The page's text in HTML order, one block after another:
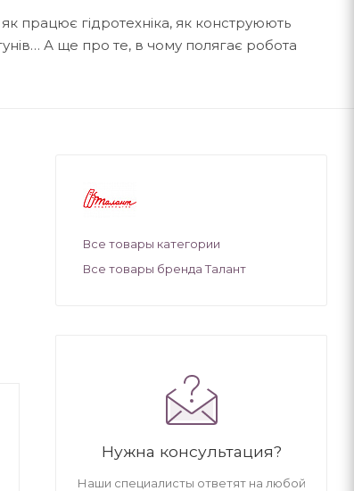
працює гідротехніка, як конструюють
А ще про те, в чому полягає робота
Все товары категории
Все товары бренда Талант
Нужна консультация?
Наши специалисты ответят на любой